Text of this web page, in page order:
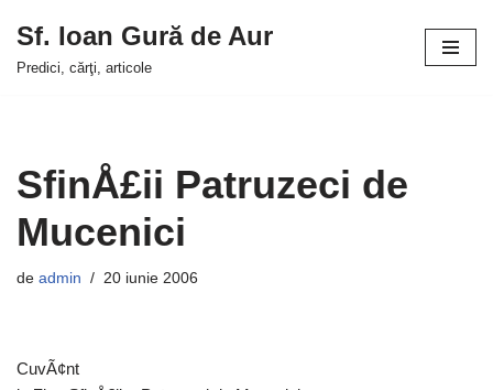
Sari
Sf. Ioan Gură de Aur
Predici, cărţi, articole
SfinÅ£ii Patruzeci de
Mucenici
de admin 20 iunie 2006
CuvÃ¢nt